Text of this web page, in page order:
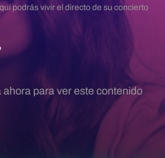
podrás vivir el directo de su concierto
para ver este contenido